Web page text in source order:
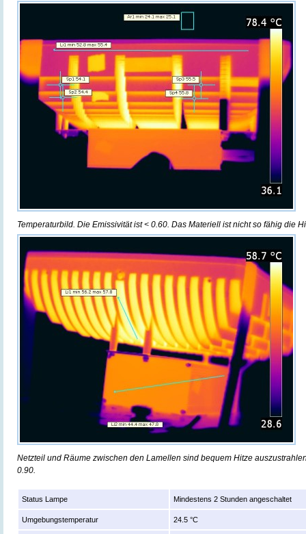
Temperaturbild. Die Emissivität ist < 0.60. Das Materiell ist nicht so fähig die
Netzteil und Räume zwischen den Lamellen sind bequem Hitze
0.90.
Status Lampe Mindestens 2 Stunden angeschaltet
Umgebungstemperatur 24.5 °C